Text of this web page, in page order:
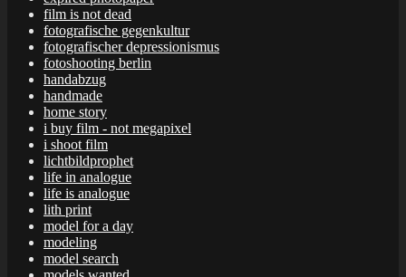
film is not dead
fotografische gegenkultur
fotografischer depressionismus
fotoshooting berlin
handabzug
handmade
home story
i buy film - not megapixel
i shoot film
lichtbildprophet
life in analogue
life is analogue
lith print
model for a day
modeling
model search